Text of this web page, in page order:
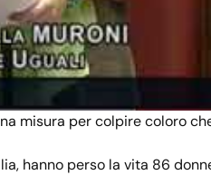
misura per colpire coloro
hanno perso la vita 86